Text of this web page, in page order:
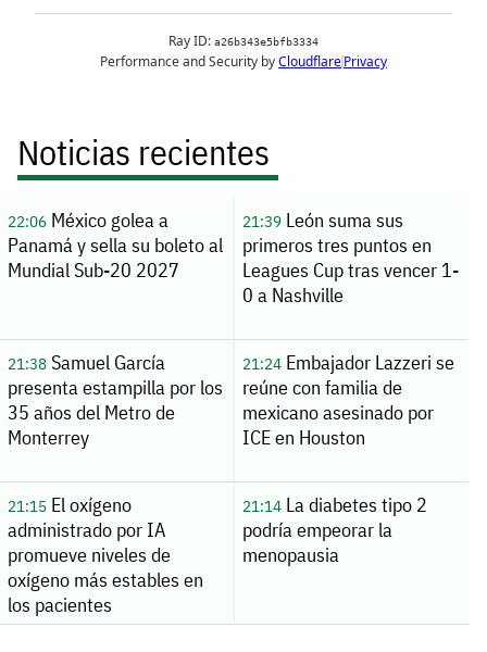
Noticias recientes
22:06México golea a
Panamá y sella su boleto al
Mundial Sub-20 2027
21:39León suma sus
primeros tres puntos en
Leagues Cup tras vencer 1-
0 a Nashville
21:38Samuel García
presenta estampilla por los
35 años del Metro de
Monterrey
21:24Embajador Lazzeri se
reúne con familia de
mexicano asesinado por
ICE en Houston
21:15El oxígeno
administrado por IA
promueve niveles de
oxígeno más estables en
los pacientes
21:14La diabetes tipo 2
podría empeorar la
menopausia